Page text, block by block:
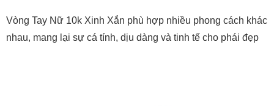
Vòng Tay Nữ 10k Xinh Xắn phù hợp nhiều phong cách khác
nhau, mang lại sự cá tính, dịu dàng và tinh tế cho phái đẹp